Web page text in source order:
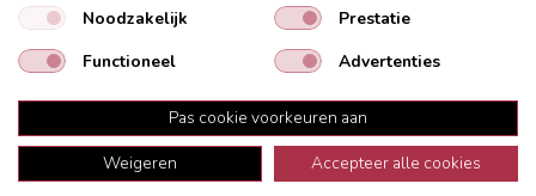
Noodzakelijk
Prestatie
Functioneel
Advertenties
Pas cookie voorkeuren aan
Weigeren
Accepteer alle cookies